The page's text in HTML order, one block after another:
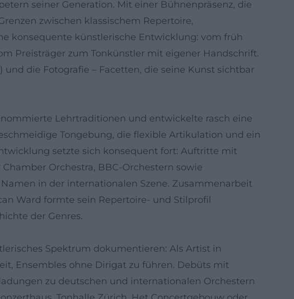
seiner Generation. Mit einer Bühnenpräsenz, die
zwischen klassischem Repertoire,
konsequente künstlerische Entwicklung: vom früh
Preisträger zum Tonkünstler mit eigener Handschrift.
die Fotografie – Facetten, die seine Kunst sichtbar
Lehrtraditionen und entwickelte rasch eine
Tongebung, die flexible Artikulation und ein
setzte sich konsequent fort: Auftritte mit
Orchestra, BBC-Orchestern sowie
in der internationalen Szene. Zusammenarbeit
Ward formte sein Repertoire- und Stilprofil
der Genres.
Spektrum dokumentieren: Als Artist in
Ensembles ohne Dirigat zu führen. Debüts mit
zu deutschen und internationalen Orchestern